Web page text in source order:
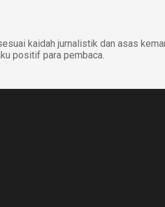
kaidah jurnalistik dan asas
positif para pembaca.